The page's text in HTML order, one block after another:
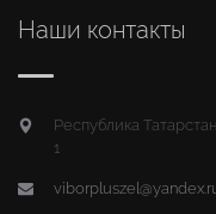
Наши контакты
Республика
1